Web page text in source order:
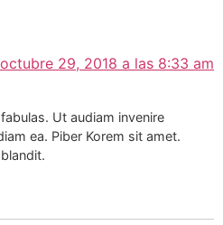
octubre 29, 2018 a las 8:33 am
Ut audiam invenire
ea. Piber Korem sit amet.